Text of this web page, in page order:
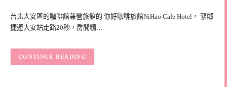
台北大安區的咖啡館兼營旅館的 你好咖啡旅館NiHao Cafe Hotel， 緊鄰
捷運大安站走路20秒，房間精…
CONTINUE READING